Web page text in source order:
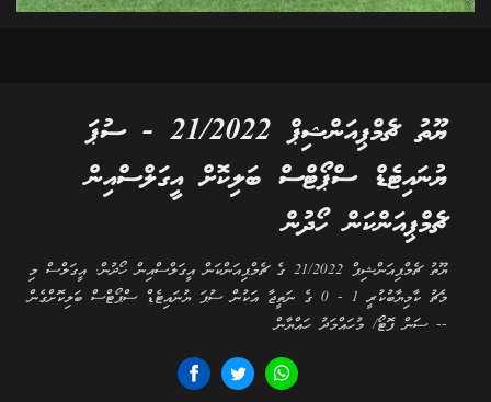
ޔޫތު ޗެމްޕިއަންޝިޕް 21/2022 - ސުޕަ
ޔުނައިޓެޑް ސްޕޯޓްސް ބަލިކޮށް އީގަލްސްއިން
ޗެމްޕިއަންކަން ހޯދުން
ޔޫތު ޗެމްޕިއަންޝިޕް 21/2022 ގެ ޗެމްޕިއަންކަން އީގަލްސްއިން ހޯދުން. އީގަލްސް މި
މެޗު ކާމިޔާބުކުރީ 1 - 0 ގެ ނަތީޖާ އަކުން ސުޕަ ޔުނައިޓެޑް ސްޕޯޓްސް ބަލިކޮށްގެން
-- ސަން ފޮޓޯ/ މުހައްމަދު ހައްޔާން